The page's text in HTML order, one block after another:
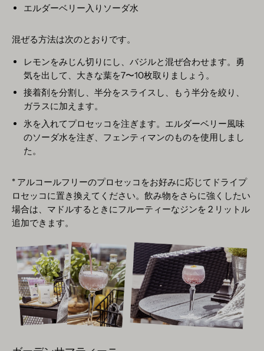
エルダーベリー入りソーダ水
混ぜる方法は次のとおりです。
レモンをみじん切りにし、バジルと混ぜ合わせます。勇
気を出して、大きな葉を7〜10枚取りましょう。
接着剤を分割し、半分をスライスし、もう半分を絞り、
ガラスに加えます。
氷を入れてプロセッコを注ぎます。エルダーベリー風味
のソーダ水を注ぎ、フェンティマンのものを使用しまし
た。
* アルコールフリーのプロセッコをお好みに応じてドライプ
ロセッコに置き換えてください。飲み物をさらに強くしたい
場合は、マドルするときにフルーティーなジンを 2 リットル
追加できます。